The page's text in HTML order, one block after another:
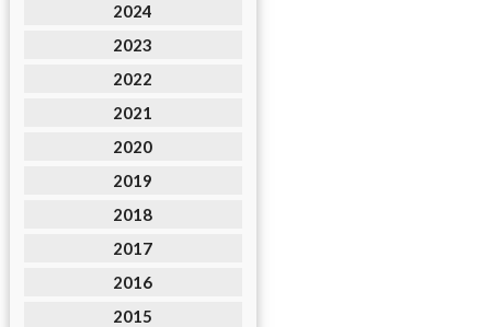
2024
2023
2022
2021
2020
2019
2018
2017
2016
2015